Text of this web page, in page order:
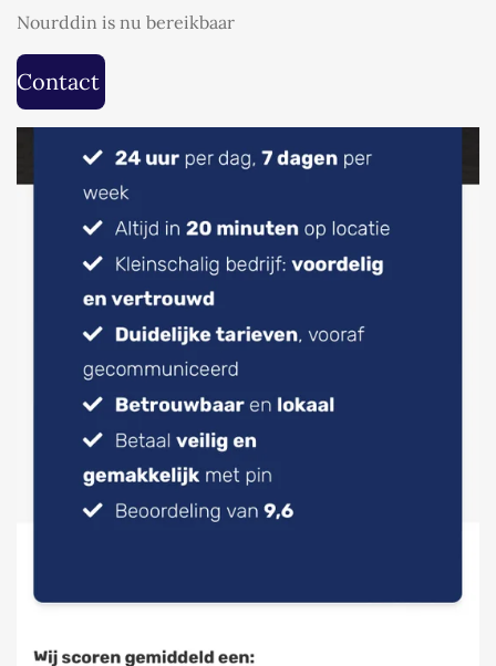
Nourddin is nu bereikbaar
Contact